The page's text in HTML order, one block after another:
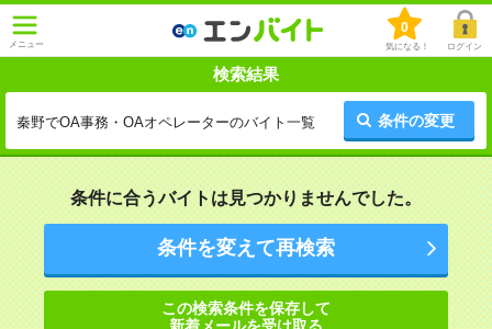
メニュー
0
気になる！ ログイン
検索結果
秦野でOA事務・OAオペレーターのバイト一覧 条件の変更
条件に合うバイトは見つかりませんでした。
条件を変えて再検索
この検索条件を保存して